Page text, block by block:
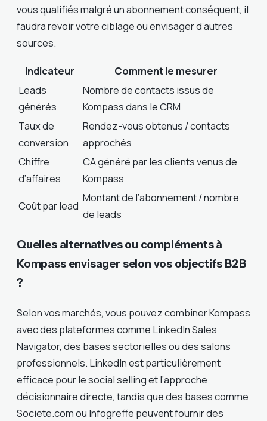
vous qualifiés malgré un abonnement conséquent, il
faudra revoir votre ciblage ou envisager d’autres
sources.
Indicateur
Comment le mesurer
Leads
générés
Nombre de contacts issus de
Kompass dans le CRM
Taux de
conversion
Rendez-vous obtenus / contacts
approchés
Chiffre
d’affaires
CA généré par les clients venus de
Kompass
Coût par lead
Montant de l’abonnement / nombre
de leads
Quelles alternatives ou compléments à
Kompass envisager selon vos objectifs B2B
?
Selon vos marchés, vous pouvez combiner Kompass
avec des plateformes comme LinkedIn Sales
Navigator, des bases sectorielles ou des salons
professionnels. LinkedIn est particulièrement
efficace pour le social selling et l’approche
décisionnaire directe, tandis que des bases comme
Societe.com ou Infogreffe peuvent fournir des